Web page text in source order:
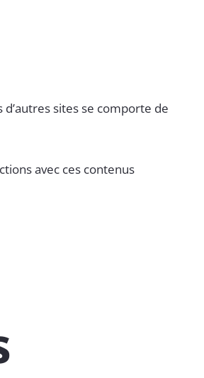
sites se comporte de
avec ces contenus